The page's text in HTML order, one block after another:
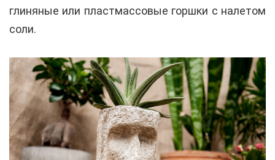
глиняные или пластмассовые горшки с налетом
соли.